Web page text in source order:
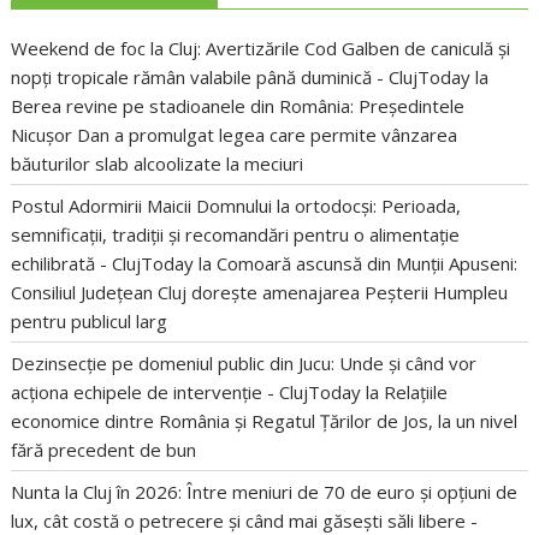
Weekend de foc la Cluj: Avertizările Cod Galben de caniculă și
nopți tropicale rămân valabile până duminică - ClujToday la
Berea revine pe stadioanele din România: Președintele
Nicușor Dan a promulgat legea care permite vânzarea
băuturilor slab alcoolizate la meciuri
Postul Adormirii Maicii Domnului la ortodocși: Perioada,
semnificații, tradiții și recomandări pentru o alimentație
echilibrată - ClujToday laComoară ascunsă din Munții Apuseni:
Consiliul Județean Cluj dorește amenajarea Peșterii Humpleu
pentru publicul larg
Dezinsecție pe domeniul public din Jucu: Unde și când vor
acționa echipele de intervenție - ClujToday la Relațiile
economice dintre România și Regatul Țărilor de Jos, la un nivel
fără precedent de bun
Nunta la Cluj în 2026: Între meniuri de 70 de euro și opțiuni de
lux, cât costă o petrecere și când mai găsești săli libere -